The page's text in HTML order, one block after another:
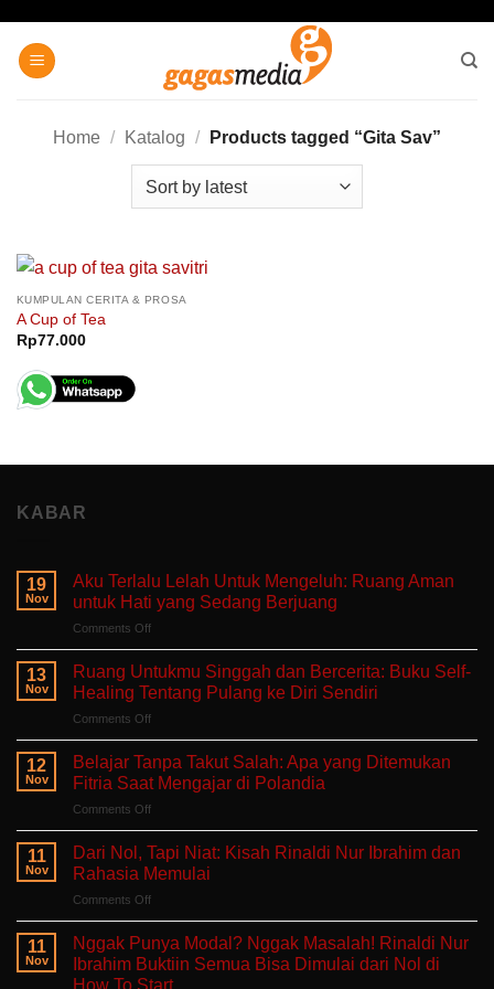
content
Home / Katalog / Products tagged “Gita Sav”
KUMPULAN CERITA & PROSA
A Cup of Tea
Rp77.000
KABAR
19
Nov
Aku Terlalu Lelah Untuk Mengeluh: Ruang Aman
untuk Hati yang Sedang Berjuang
Comments Offon
Terlalu
Untuk
Mengeluh:
Ruang
Aman
untuk
Sedang
Berjuang
13
Nov
Ruang Untukmu Singgah dan Bercerita: Buku Self-
Healing Tentang Pulang ke Diri Sendiri
Comments Offon
Untukmu
Singgah
dan
Bercerita:
Buku
Self-
Healing
ke
Diri
Sendiri
12
Nov
Belajar Tanpa Takut Salah: Apa yang Ditemukan
Fitria Saat Mengajar di Polandia
Comments Offon
Tanpa
Takut
Salah:
Apa
yang
Ditemukan
Fitria
Saat
11
Nov
Dari Nol, Tapi Niat: Kisah Rinaldi Nur Ibrahim dan
Rahasia Memulai
Comments Offon
Tapi
Niat:
11
Nov
Nggak Punya Modal? Nggak Masalah! Rinaldi Nur
Ibrahim Buktiin Semua Bisa Dimulai dari Nol di
How To Start